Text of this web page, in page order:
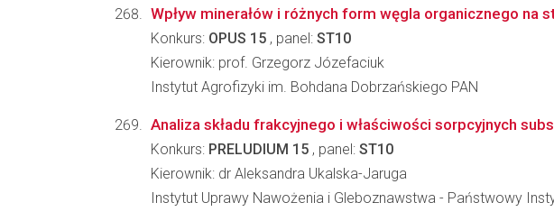
Wpływ minerałów i różnych form węgla organicznego
Konkurs: OPUS 15 , panel: ST10
Kierownik: prof. Grzegorz Józefaciuk
Instytut Agrofizyki im. Bohdana Dobrzańskiego PAN
Analiza składu frakcyjnego i właściwości sorpcyjnych
Konkurs: PRELUDIUM 15 , panel: ST10
Kierownik: dr Aleksandra Ukalska-Jaruga
Instytut Uprawy Nawożenia i Gleboznawstwa - Państwowy